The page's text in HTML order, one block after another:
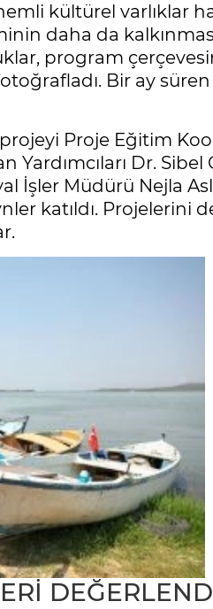
kültürel varlıklar
daha da
program
Bir ay
projeyi Proje Eğitim
Dr. Sibel
İşler Müdürü Nejla
katıldı. Projelerini